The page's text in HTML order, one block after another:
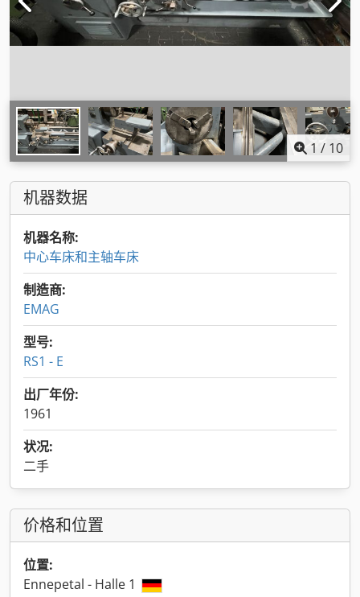
1 / 10
机器数据
机器名称:
中心车床和主轴车床
制造商:
EMAG
型号:
RS1 - E
出厂年份:
1961
状况:
二手
价格和位置
位置:
Ennepetal - Halle 1